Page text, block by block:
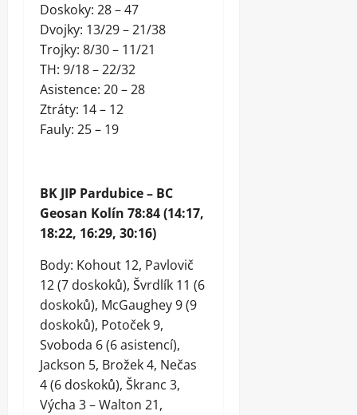
Doskoky: 28 – 47
Dvojky: 13/29 – 21/38
Trojky: 8/30 – 11/21
TH: 9/18 – 22/32
Asistence: 20 – 28
Ztráty: 14 – 12
Fauly: 25 – 19
BK JIP Pardubice – BC
Geosan Kolín 78:84 (14:17,
18:22, 16:29, 30:16)
Body: Kohout 12, Pavlovič
12 (7 doskoků), Švrdlík 11 (6
doskoků), McGaughey 9 (9
doskoků), Potoček 9,
Svoboda 6 (6 asistencí),
Jackson 5, Brožek 4, Nečas
4 (6 doskoků), Škranc 3,
Výcha 3 – Walton 21,